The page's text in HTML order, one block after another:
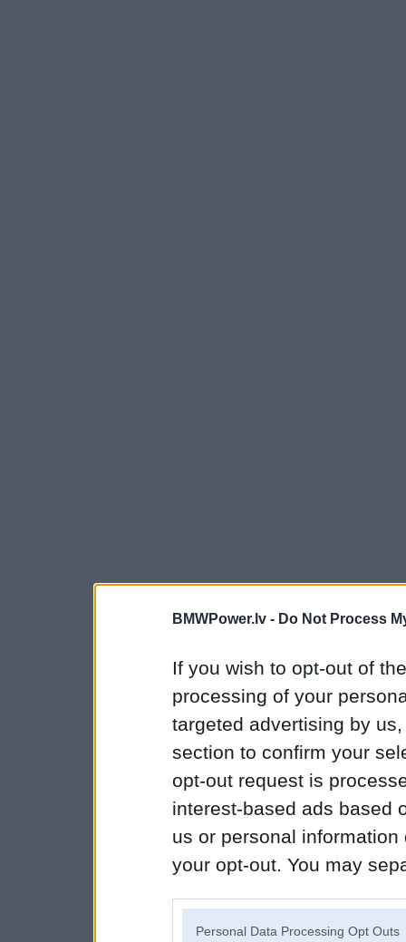
BMWPower.lv - Do Not Process
If you wish to opt-out of
processing of your
targeted advertising by
section to confirm your
opt-out request is
interest-based ads based
us or personal
your opt-out. You may
Personal Data Processing Opt Outs